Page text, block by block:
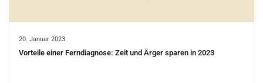
20. Januar 2023
Vorteile einer Ferndiagnose: Zeit und Ärger sparen in 2023